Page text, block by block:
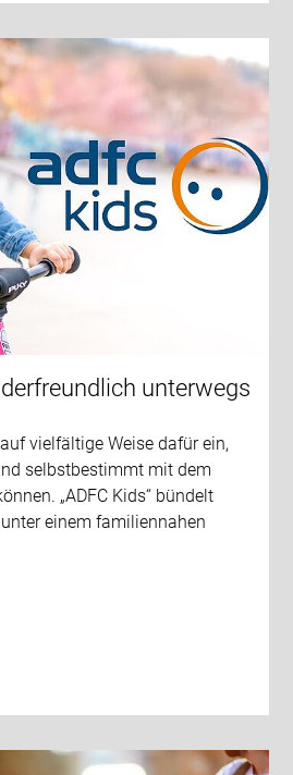
unterwegs
vielfältige Weise dafür ein,
selbstbestimmt mit dem
„ADFC Kids“ bündelt
einem familiennahen